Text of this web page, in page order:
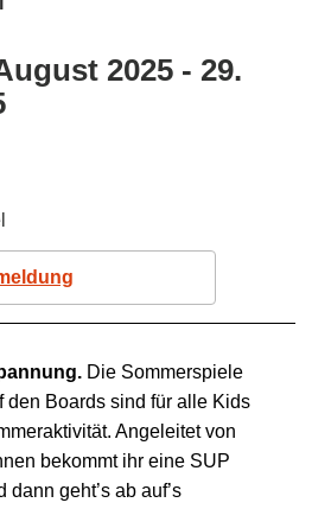
2025 - 29.
Die Sommerspiele
den Boards sind für alle Kids
Angeleitet von
bekommt ihr eine SUP
dann geht’s ab auf’s